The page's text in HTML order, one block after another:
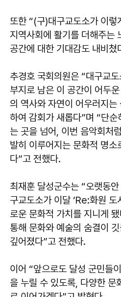
또한 “(구)대구교도소가 이렇
지역사회에 활기를 더해주는
공간에 대한 기대감도 내비쳤
추경호 국회의원은 “대구교
부지로 남은 이 공간이 어두
의 역사와 자연이 어우러지
하여 감회가 새롭다”며 “단
는 곳을 넘어, 이번 음악회처
발히 이루어지는 문화적 명
다”고 전했다.
최재훈 달성군수는 “오랫동
구교도소가 이달 ‘Re:화원 도
로운 문화적 가치를 지니게
통해 문화와 예술의 숨결이
깊어졌다”고 전했다.
이어 “앞으로도 달성 군민들
을 누릴 수 있도록, 다양한 문